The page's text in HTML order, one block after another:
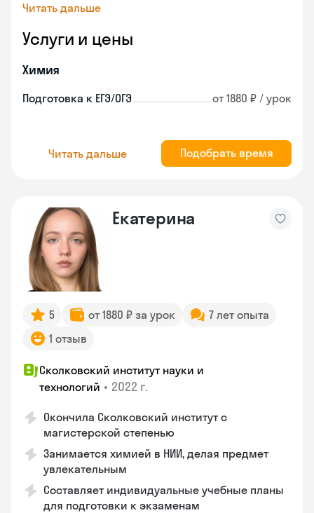
Читать дальше
Услуги и цены
Химия
Подготовка к ЕГЭ/ОГЭ от 1880 ₽ / урок
Читать дальше Подобрать время
Екатерина
5 от 1880 ₽ за урок
7 лет опыта
1 отзыв
Сколковский институт науки и
технологий • 2022 г.
Окончила Сколковский институт с
магистерской степенью
Занимается химией в НИИ, делая предмет
увлекательным
Составляет индивидуальные учебные планы
для подготовки к экзаменам